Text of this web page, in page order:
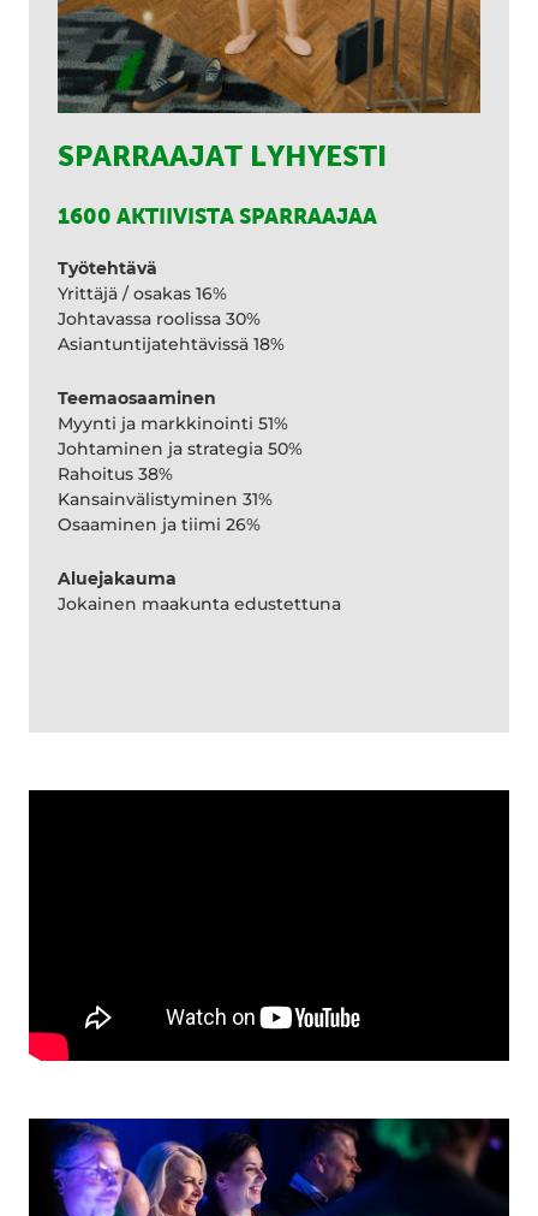
SPARRAAJAT LYHYESTI
1600 AKTIIVISTA SPARRAAJAA
Työtehtävä
Yrittäjä / osakas 16%
Johtavassa roolissa 30%
Asiantuntijatehtävissä 18%
Teemaosaaminen
Myynti ja markkinointi 51%
Johtaminen ja strategia 50%
Rahoitus 38%
Kansainvälistyminen 31%
Osaaminen ja tiimi 26%
Aluejakauma
Jokainen maakunta edustettuna